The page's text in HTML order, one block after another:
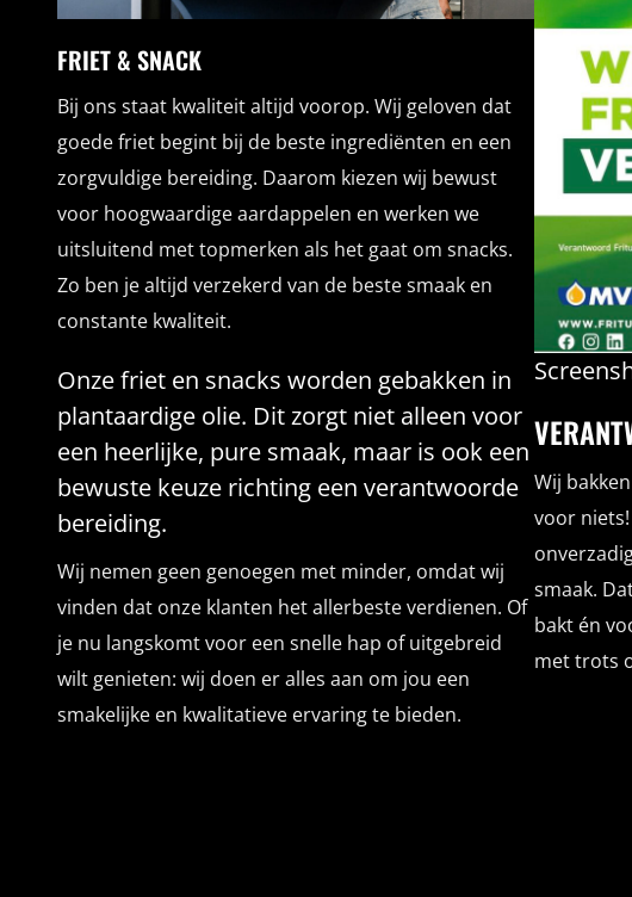
FRIET & SNACK
Bij ons staat kwaliteit altijd voorop. Wij geloven dat
goede friet begint bij de beste ingrediënten en een
zorgvuldige bereiding. Daarom kiezen wij bewust
voor hoogwaardige aardappelen en werken we
uitsluitend met topmerken als het gaat om snacks.
Zo ben je altijd verzekerd van de beste smaak en
constante kwaliteit.
Onze friet en snacks worden gebakken in
plantaardige olie. Dit zorgt niet alleen voor
een heerlijke, pure smaak, maar is ook een
bewuste keuze richting een verantwoorde
bereiding.
Wij nemen geen genoegen met minder, omdat wij
vinden dat onze klanten het allerbeste verdienen. Of
je nu langskomt voor een snelle hap of uitgebreid
wilt genieten: wij doen er alles aan om jou een
smakelijke en kwalitatieve ervaring te bieden.
Wij
voor
smaak.
bakt én
met trots